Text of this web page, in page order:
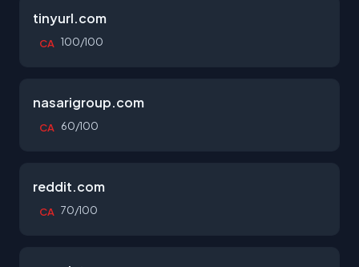
tinyurl.com
CA 100/100
nasarigroup.com
CA 60/100
reddit.com
CA 70/100